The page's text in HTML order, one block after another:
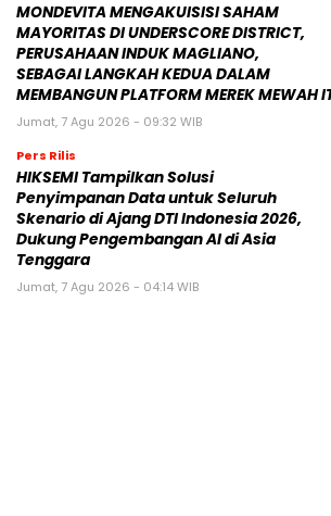
MONDEVITA MENGAKUISISI SAHAM
MAYORITAS DI UNDERSCORE DISTRICT,
PERUSAHAAN INDUK MAGLIANO,
SEBAGAI LANGKAH KEDUA DALAM
MEMBANGUN PLATFORM MEREK MEWAH
Jumat, 7 Agu 2026 - 09:32 WIB
Pers Rilis
HIKSEMI Tampilkan Solusi
Penyimpanan Data untuk Seluruh
Skenario di Ajang DTI Indonesia 2026,
Dukung Pengembangan AI di Asia
Tenggara
Jumat, 7 Agu 2026 - 04:14 WIB